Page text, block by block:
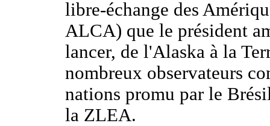
libre-échange des
ALCA) que le président
lancer, de l'Alaska à la
nombreux observateurs
nations promu par le
la ZLEA.